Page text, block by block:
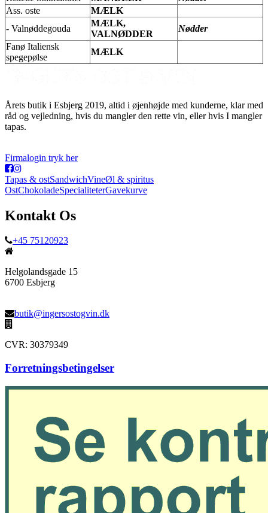
Ass. oste
MÆLK
- Valnøddegouda
MÆLK,
VALNØDDER
Nødder
Fanø Italiensk
spegepølse
MÆLK
Årets butik i Esbjerg 2019, altid i øjenhøjde med kunderne, klar med
råd og vejledning, hvis du mangler den rette vin, eller hvis I mangler
tapas.
Firmalogin tryk her
Tapas & ostSandwichVineØl & spiritus
OstChokoladeSpecialiteterGavekurve
Kontakt Os
+45 75120923
Helgolandsgade 15
6700 Esbjerg
butik@ingersostogvin.dk
CVR: 30379349
Forretningsbetingelser